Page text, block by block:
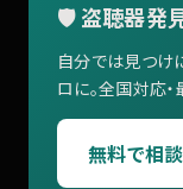
🛡️ 盗聴器発
自分では見つけ
ロに。全国対応
無料で相